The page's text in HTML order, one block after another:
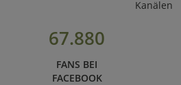
Kanälen
67.880
FANS BEI
FACEBOOK